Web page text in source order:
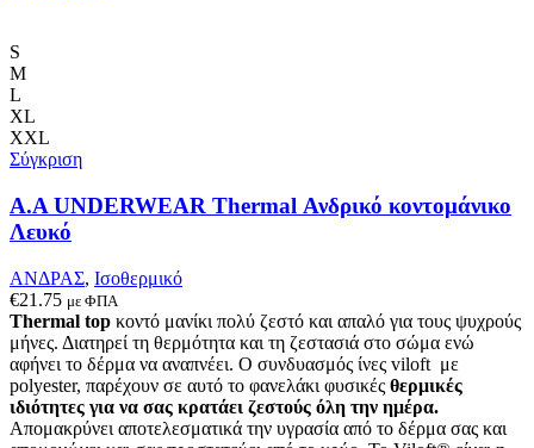
να
στη
σελίδα
S
M
L
XL
XXL
Σύγκριση
Α.A UNDERWEAR Thermal Ανδρικό κοντομάνικο
Λευκό
ΑΝΔΡΑΣ, Ισοθερμικό
€21.75 με ΦΠΑ
Thermal top κοντό μανίκι πολύ ζεστό και απαλό για τους ψυχρούς
μήνες. Διατηρεί τη θερμότητα και τη ζεστασιά στο σώμα ενώ
αφήνει το δέρμα να αναπνέει. Ο συνδυασμός ίνες viloft με
polyester, παρέχουν σε αυτό το φανελάκι φυσικές θερμικές
ιδιότητες για να σας κρατάει ζεστούς όλη την ημέρα.
Απομακρύνει αποτελεσματικά την υγρασία από το δέρμα σας και